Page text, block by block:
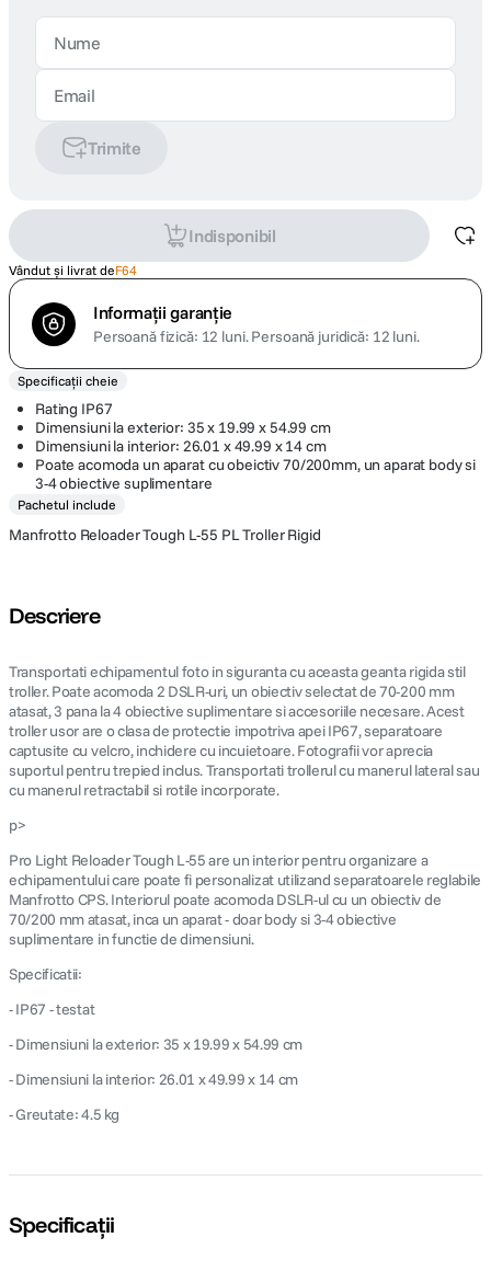
Trimite
Indisponibil
Vândut și livrat deF64
Informații garanție
Persoană fizică: 12 luni.Persoană juridică: 12 luni.
Specificații cheie
Rating IP67
Dimensiuni la exterior: 35 x 19.99 x 54.99 cm
Dimensiuni la interior: 26.01 x 49.99 x 14 cm
Poate acomoda un aparat cu obeictiv 70/200mm, un aparat body si
3-4 obiective suplimentare
Pachetul include
Manfrotto Reloader Tough L-55 PL Troller Rigid
Descriere
Transportati echipamentul foto in siguranta cu aceasta geanta rigida stil
troller. Poate acomoda 2 DSLR-uri, un obiectiv selectat de 70-200 mm
atasat, 3 pana la 4 obiective suplimentare si accesoriile necesare. Acest
troller usor are o clasa de protectie impotriva apei IP67, separatoare
captusite cu velcro, inchidere cu incuietoare. Fotografii vor aprecia
suportul pentru trepied inclus. Transportati trollerul cu manerul lateral sau
cu manerul retractabil si rotile incorporate.
p>
Pro Light Reloader Tough L-55 are un interior pentru organizare a
echipamentului care poate fi personalizat utilizand separatoarele reglabile
Manfrotto CPS. Interiorul poate acomoda DSLR-ul cu un obiectiv de
70/200 mm atasat, inca un aparat - doar body si 3-4 obiective
suplimentare in functie de dimensiuni.
Specificatii:
- IP67 - testat
- Dimensiuni la exterior: 35 x 19.99 x 54.99 cm
- Dimensiuni la interior: 26.01 x 49.99 x 14 cm
- Greutate: 4.5 kg
Specificații